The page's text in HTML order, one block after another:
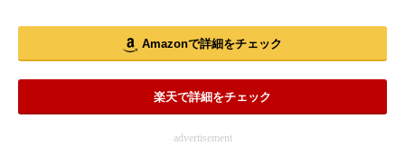
Amazonで詳細をチェック
楽天で詳細をチェック
advertisement